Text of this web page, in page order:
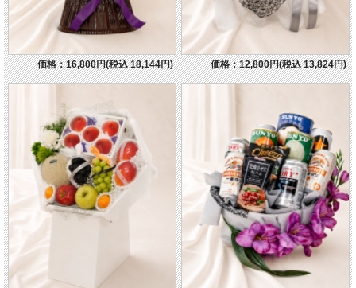
価格：16,800円(税込 18,144円) 価格：12,800円(税込 13,824円)